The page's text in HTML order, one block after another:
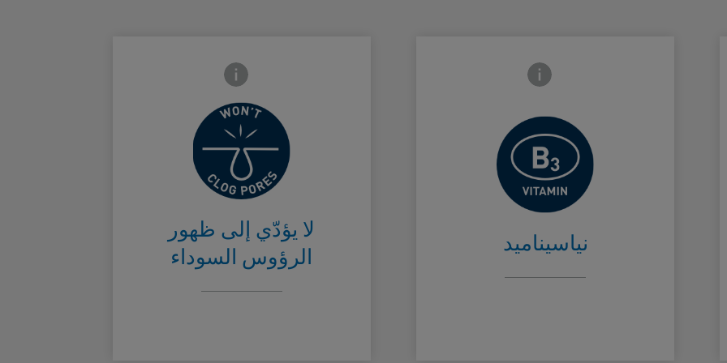
Frontside Info icon
نياسيناميد​
يساعد على
تهدئة البشرة
Frontside Info icon
لا يؤدّي إلى ظهور
الرؤوس السوداء
لا يسدّ المسام